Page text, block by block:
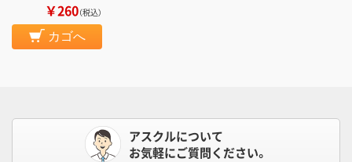
￥260（税込）
カゴへ
アスクルについて
お気軽にご質問ください。